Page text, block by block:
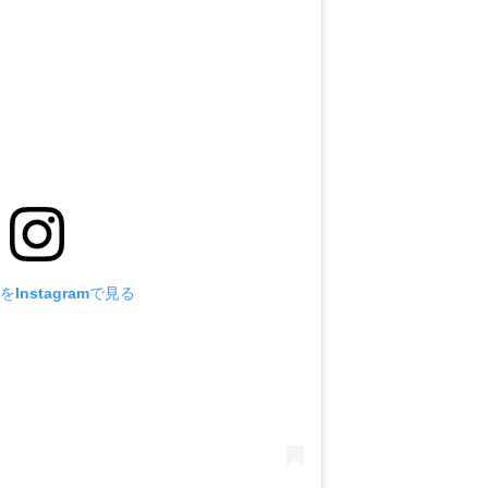
Instagramで見る